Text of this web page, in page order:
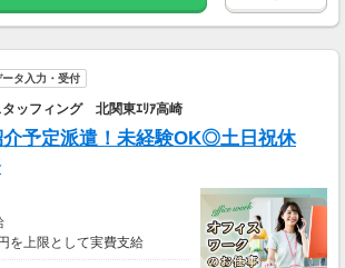
タ入力・受付
タッフィング 北関東ｴﾘｱ高崎
介予定派遣！未経験OK◎土日祝休
を上限として実費支給